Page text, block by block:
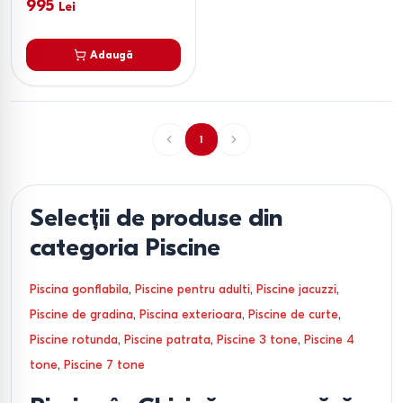
995 Lei
Adaugă
1
Selecții de produse din
categoria Piscine
Piscina gonflabila, Piscine pentru adulti, Piscine jacuzzi,
Piscine de gradina, Piscina exterioara, Piscine de curte,
Piscine rotunda, Piscine patrata, Piscine 3 tone, Piscine 4
tone, Piscine 7 tone